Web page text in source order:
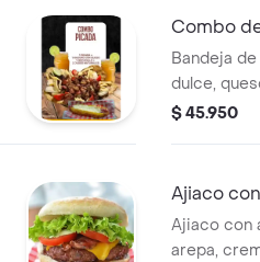
Combo
Bandeja
dulce,
finos
$ 45.950
Ajiaco
Ajiaco con
arepa,